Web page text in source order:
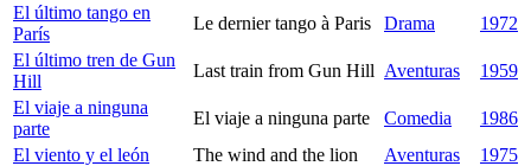
El último tango en
París
Le dernier tango à Paris Drama
1972
El último tren de Gun
Hill
Last train from Gun Hill Aventuras
1959
El viaje a ninguna
parte
El viaje a ninguna parte Comedia
1986
El viento y el león
The wind and the lion Aventuras
1975